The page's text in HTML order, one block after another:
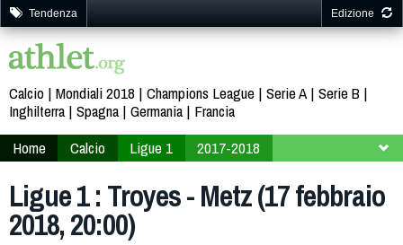
Tendenza Edizione
Calcio Mondiali 2018 Champions League Serie A Serie B
Inghilterra Spagna Germania
Francia
Home
Calcio Ligue 1
2017-2018
Ligue 1 : Troyes - Metz (17 febbraio
2018, 20:00)